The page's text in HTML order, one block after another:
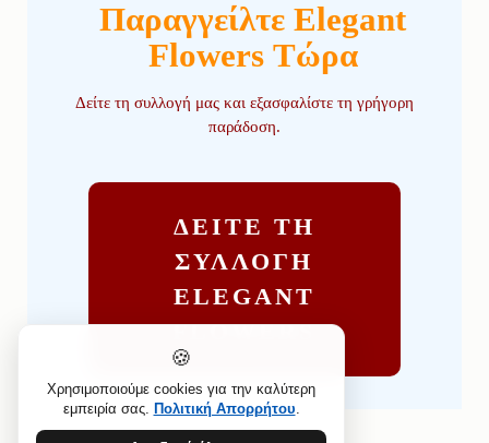
Παραγγείλτε Elegant
Flowers Τώρα
Δείτε τη συλλογή μας και εξασφαλίστε τη γρήγορη
παράδοση.
ΔΕΙΤΕ ΤΗ
ΣΥΛΛΟΓΗ
ELEGANT
FLOWERS
🍪
Χρησιμοποιούμε cookies για την καλύτερη
εμπειρία σας. Πολιτική Απορρήτου.